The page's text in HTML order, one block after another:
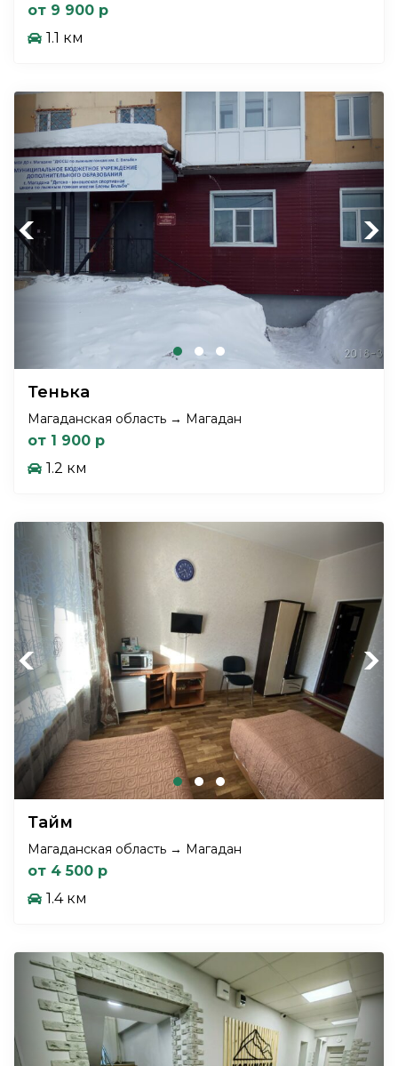
от 9 900 р
1.1 км
Previous Next
Тенька
Магаданская область → Магадан
от 1 900 р
1.2 км
Previous Next
Тайм
Магаданская область → Магадан
от 4 500 р
1.4 км